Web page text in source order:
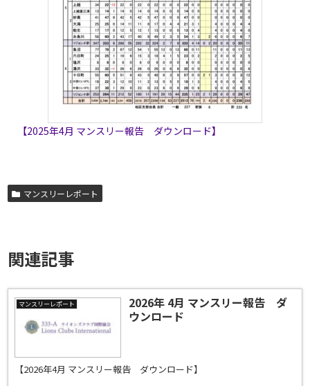
【2025年4月 マンスリー報告 ダウンロード】
マンスリーレポート
関連記事
マンスリーレポート
2026年 4月 マンスリー報告 ダ
ウンロード
【2026年4月 マンスリー報告 ダウンロード】